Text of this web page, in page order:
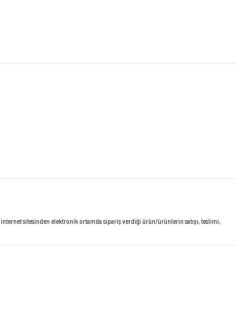
internet sitesinden elektronik ortamda sipariş verdiği ürün/ürünlerin satışı, teslimi,